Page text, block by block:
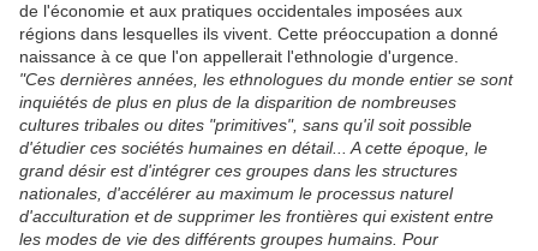
de l'économie et aux pratiques occidentales imposées aux
régions dans lesquelles ils vivent. Cette préoccupation a donné
naissance à ce que l'on appellerait l'ethnologie d'urgence.
"Ces dernières années, les ethnologues du monde entier se sont
inquiétés de plus en plus de la disparition de nombreuses
cultures tribales ou dites "primitives", sans qu'il soit possible
d'étudier ces sociétés humaines en détail... A cette époque, le
grand désir est d'intégrer ces groupes dans les structures
nationales, d'accélérer au maximum le processus naturel
d'acculturation et de supprimer les frontières qui existent entre
les modes de vie des différents groupes humains. Pour